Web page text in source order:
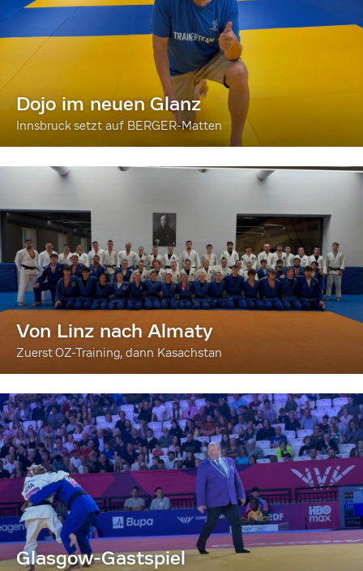
Dojo im neuen Glanz
Innsbruck setzt auf BERGER-Matten
Von Linz nach Almaty
Zuerst OZ-Training, dann Kasachstan
Glasgow-Gastspiel